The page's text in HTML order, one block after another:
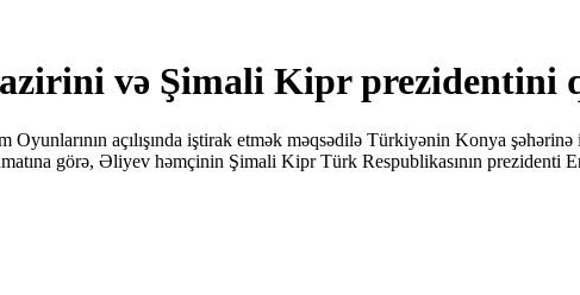
və Şimali Kipr prezidentini
açılışında iştirak etmək məqsədilə Türkiyənin Konya
görə, Əliyev həmçinin Şimali Kipr Türk Respublikasının prezidenti